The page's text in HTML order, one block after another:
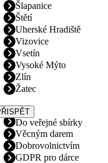
Šlapanice
Štětí
Uherské Hradiště
Vizovice
Vsetín
Vysoké Mýto
Zlín
Žatec
Do veřejné sbírky
Věcným darem
Dobrovolnictvím
GDPR pro dárce